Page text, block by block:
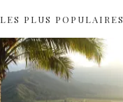
LES PLUS POPULAIRES